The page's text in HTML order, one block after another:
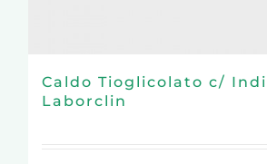
Caldo Tioglicolato c/
Laborclin